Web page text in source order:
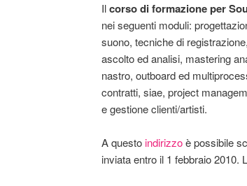
Ilcorso di formazione per
nei seguenti moduli:
suono, tecniche di
ascolto ed analisi, mastering
nastro, outboard ed
contratti, siae, project
e gestione clienti/artisti.
A questoindirizzoè possibile
inviata entro il 1 febbraio 2010.